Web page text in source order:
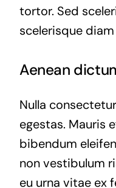
tortor. Sed
scelerisque
Aenean
Nulla
egestas. Mauris
bibendum
non vestibulum
eu urna vitae ex